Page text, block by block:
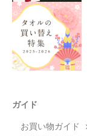
ガイド
お買い物ガイド